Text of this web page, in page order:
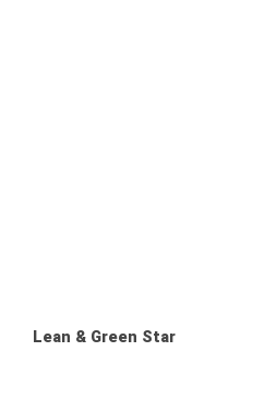
Lean & Green Star